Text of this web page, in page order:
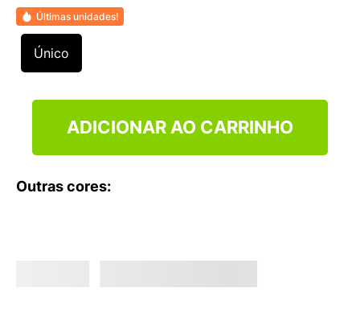
Últimas unidades!
Único
ADICIONAR AO CARRINHO
Outras cores:
9º
VEJA COUNTRY
10º NEW 530